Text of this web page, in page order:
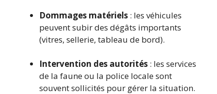
Dommages matériels : les véhicules
peuvent subir des dégâts importants
(vitres, sellerie, tableau de bord).
Intervention des autorités : les services
de la faune ou la police locale sont
souvent sollicités pour gérer la situation.